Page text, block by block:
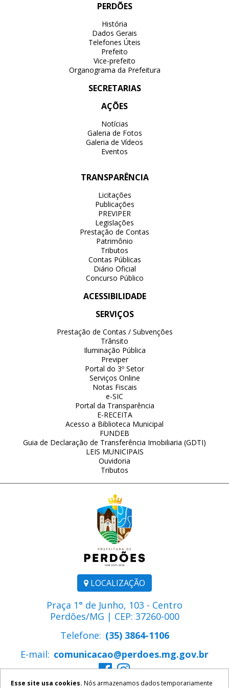
LOCALIZAÇÃO
Praça 1° de Junho, 103 - Centro
Perdões/MG | CEP: 37260-000
Telefone: (35) 3864-1106
E-mail: comunicacao@perdoes.mg.gov.br
PERDÕES
História
Dados Gerais
Telefones Úteis
Prefeito
Vice-prefeito
Organograma da Prefeitura
SECRETARIAS
AÇÕES
Notícias
Galeria de Fotos
Galeria de Vídeos
Eventos
TRANSPARÊNCIA
Licitações
Publicações
PREVIPER
Legislações
Prestação de Contas
Patrimônio
Tributos
Contas Públicas
Diário Oficial
Concurso Público
ACESSIBILIDADE
SERVIÇOS
Prestação de Contas / Subvenções
Trânsito
Iluminação Pública
Previper
Portal do 3º Setor
Serviços Online
Notas Fiscais
e-SIC
Portal da Transparência
E-RECEITA
Acesso a Biblioteca Municipal
FUNDEB
Guia de Declaração de Transferência Imobiliaria (GDTI)
LEIS MUNICIPAIS
Ouvidoria
Tributos
Esse site usa cookies. Nós armazenamos dados temporariamente